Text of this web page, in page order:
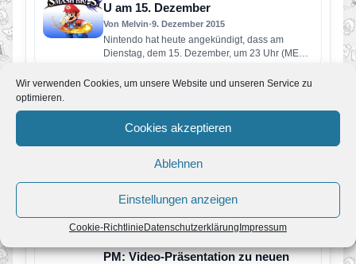
Wir verwenden Cookies, um unsere Website und unseren Service zu
optimieren.
Cookies akzeptieren
Ablehnen
Einstellungen anzeigen
Cookie-RichtlinieDatenschutzerklärungImpressum
U am 15. Dezember
Von Melvin•9. Dezember 2015
Nintendo hat heute angekündigt, dass am
Dienstag, dem 15. Dezember, um 23 Uhr (MEZ)
E3 2015 // Neuer Smash Bros DLC!
Ankündigung von neuen Smash Bros DLC’s:
Roy aus Super Smash Bros Melee…
E3 2015 // PM: Nintendo bringt die E3
Von Melvin 12. Juni 2015
Messe-Events teilnehmen In der kommenden
PM: Video-Präsentation zu neuen